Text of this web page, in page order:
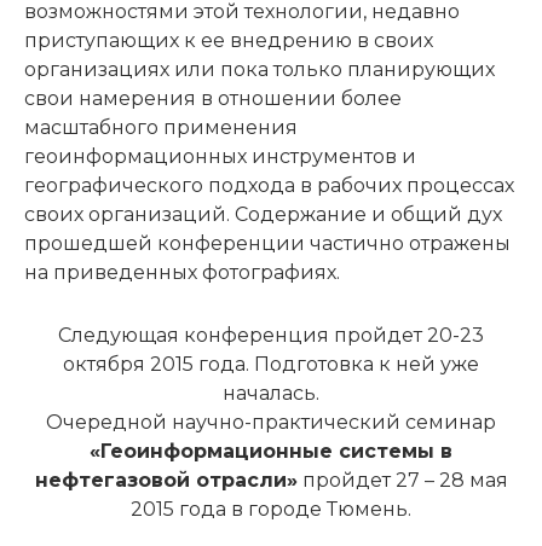
возможностями этой технологии, недавно
приступающих к ее внедрению в своих
организациях или пока только планирующих
свои намерения в отношении более
масштабного применения
геоинформационных инструментов и
географического подхода в рабочих процессах
своих организаций. Содержание и общий дух
прошедшей конференции частично отражены
на приведенных фотографиях.
Следующая конференция пройдет 20-23
октября 2015 года. Подготовка к ней уже
началась.
Очередной научно-практический семинар
«Геоинформационные системы в
нефтегазовой отрасли»пройдет 27 – 28 мая
2015 года в городе Тюмень.